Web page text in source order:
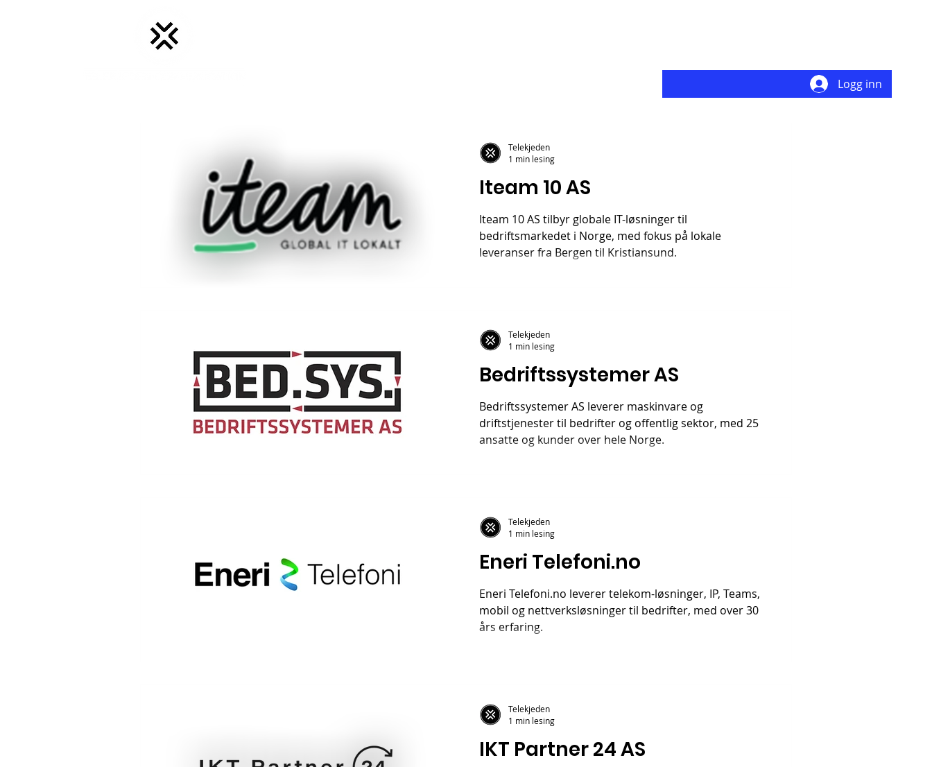
Logg inn
Iteam 10 AS
Iteam 10 AS tilbyr globale IT-løsninger til
bedriftsmarkedet i Norge, med fokus på lokale
leveranser fra Bergen til Kristiansund.
Telekjeden
1 min lesing
Bedriftssystemer AS
Bedriftssystemer AS leverer maskinvare og
driftstjenester til bedrifter og offentlig sektor, med 25
ansatte og kunder over hele Norge.
Telekjeden
1 min lesing
Eneri Telefoni.no
Eneri Telefoni.no leverer telekom-løsninger, IP, Teams,
mobil og nettverksløsninger til bedrifter, med over 30
års erfaring.
Telekjeden
1 min lesing
IKT Partner 24 AS
Telekjeden
1 min lesing